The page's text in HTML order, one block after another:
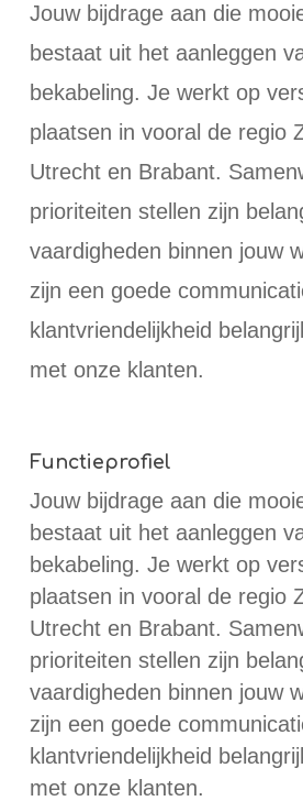
Jouw bijdrage aan die
bestaat uit het aanleggen
bekabeling. Je werkt op
plaatsen in vooral de regio
Utrecht en Brabant.
prioriteiten stellen zijn
vaardigheden binnen jouw
zijn een goede
klantvriendelijkheid
met onze klanten.
Functieprofiel
Jouw bijdrage aan die
bestaat uit het aanleggen
bekabeling. Je werkt op
plaatsen in vooral de regio
Utrecht en Brabant.
prioriteiten stellen zijn
vaardigheden binnen jouw
zijn een goede
klantvriendelijkheid
met onze klanten.